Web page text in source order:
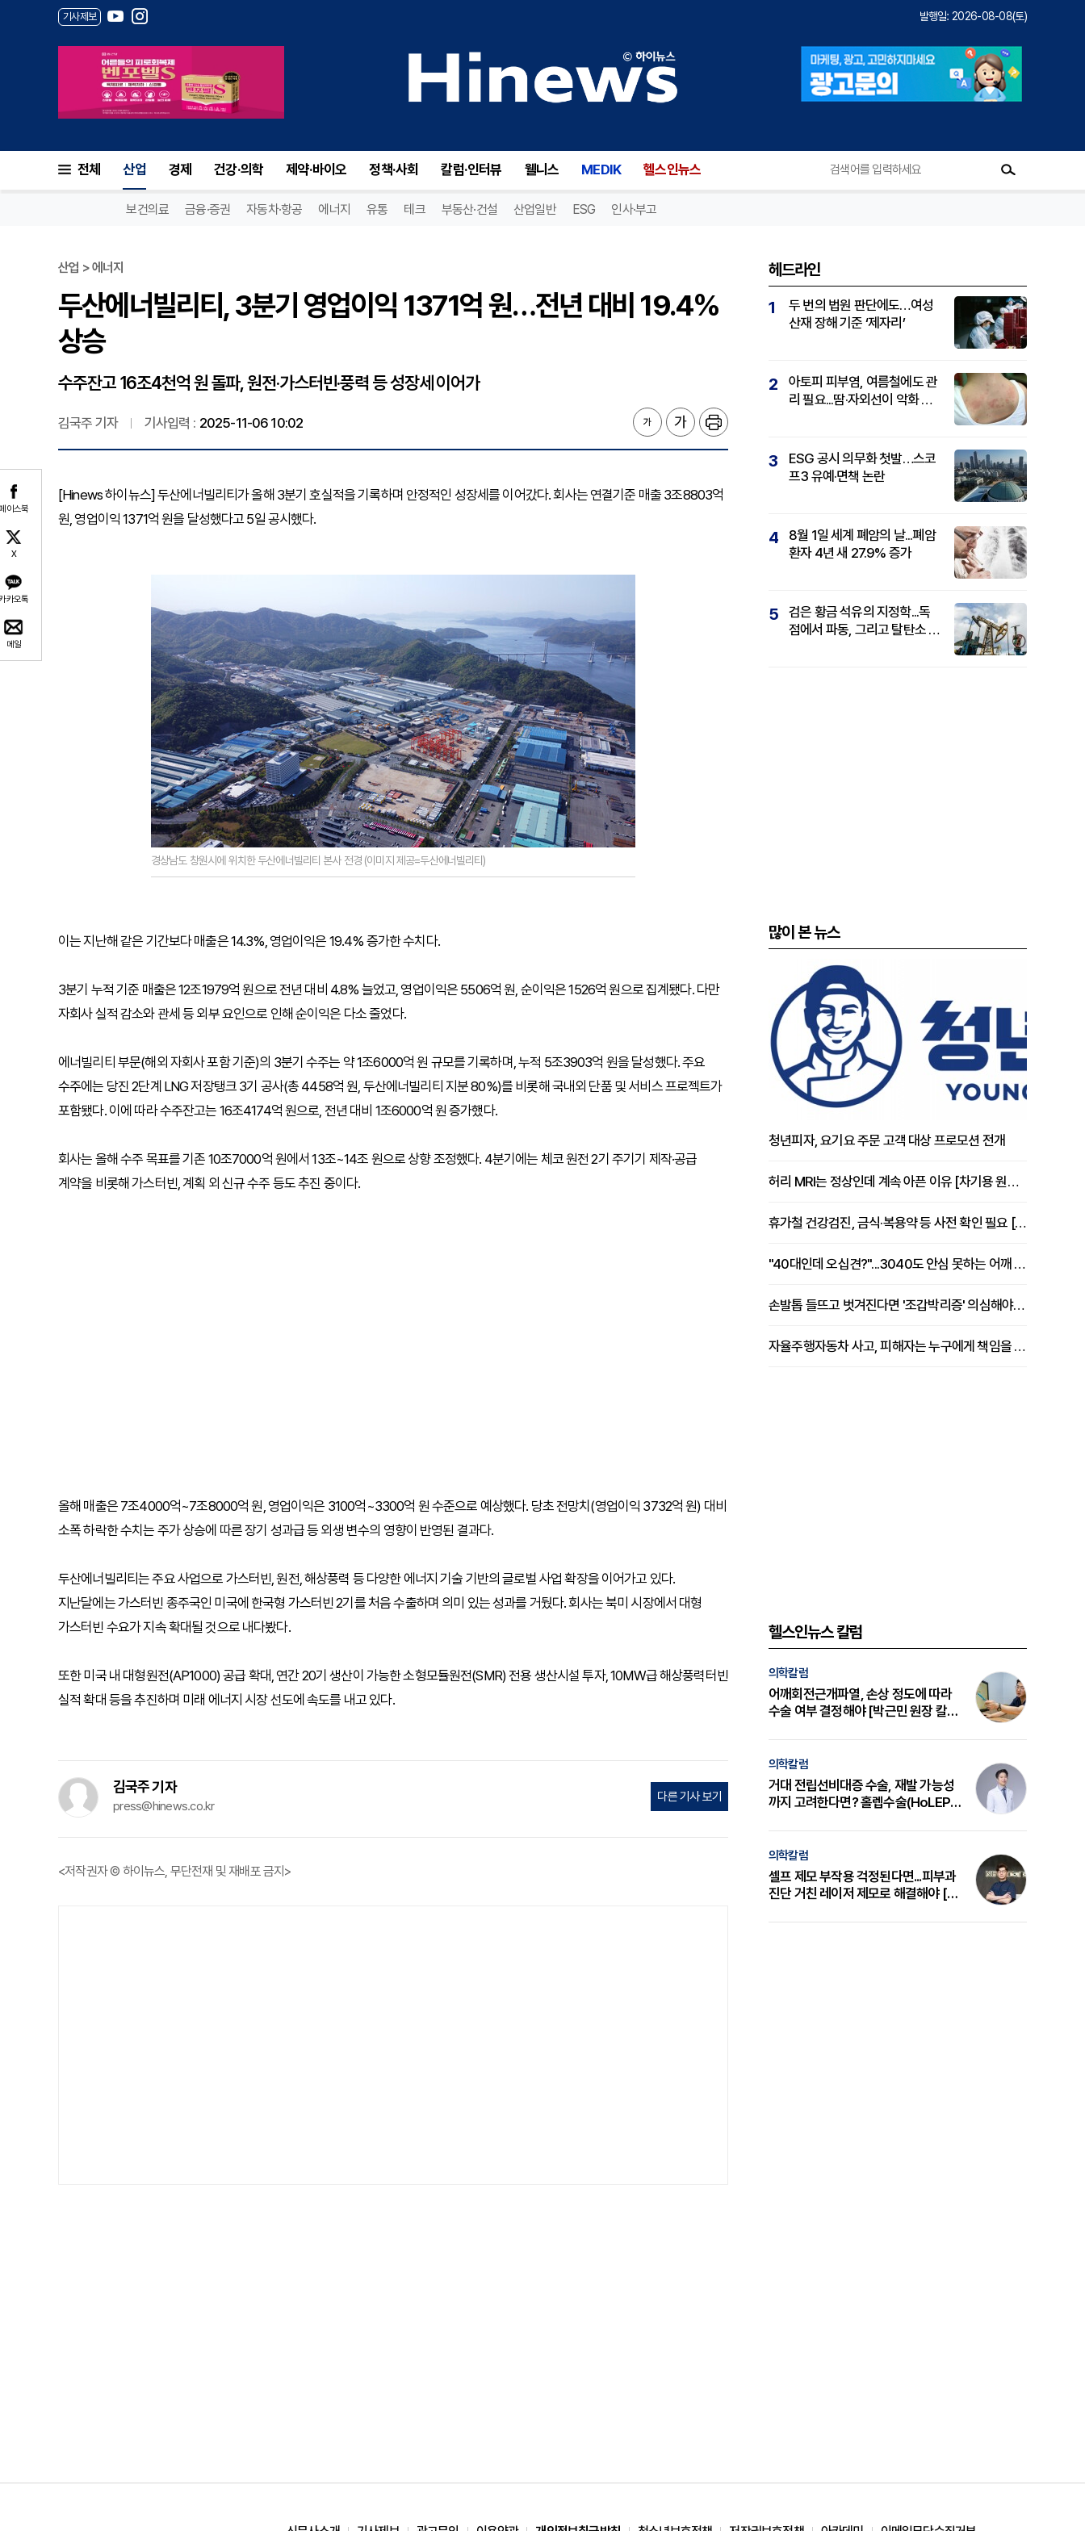
기사제보 발행일: 2026-08-08(토)
전체 산업 경제 건강·의학 제약·바이오 정책·사회 칼럼·인터뷰 웰니스 MEDIK 헬스인뉴스
보건의료 금융·증권 자동차·항공 에너지 유통 테크 부동산·건설 산업일반 ESG 인사·부고
이스북
X
카오톡
메일
산업 > 에너지
두산에너빌리티, 3분기 영업이익 1371억 원…전년 대비 19.4%
상승
수주잔고 16조4천억 원 돌파, 원전·가스터빈·풍력 등 성장세 이어가
김국주 기자 기사입력 : 2025-11-06 10:02
[Hinews 하이뉴스] 두산에너빌리티가 올해 3분기 호실적을 기록하며 안정적인 성장세를 이어갔다. 회사는 연결기준 매출 3조8803억
원, 영업이익 1371억 원을 달성했다고 5일 공시했다.
경상남도 창원시에 위치한 두산에너빌리티 본사 전경 (이미지 제공=두산에너빌리티)
이는 지난해 같은 기간보다 매출은 14.3%, 영업이익은 19.4% 증가한 수치다.
3분기 누적 기준 매출은 12조1979억 원으로 전년 대비 4.8% 늘었고, 영업이익은 5506억 원, 순이익은 1526억 원으로 집계됐다. 다만
자회사 실적 감소와 관세 등 외부 요인으로 인해 순이익은 다소 줄었다.
에너빌리티 부문(해외 자회사 포함 기준)의 3분기 수주는 약 1조6000억 원 규모를 기록하며, 누적 5조3903억 원을 달성했다. 주요
수주에는 당진 2단계 LNG 저장탱크 3기 공사(총 4458억 원, 두산에너빌리티 지분 80%)를 비롯해 국내외 단품 및 서비스 프로젝트가
포함됐다. 이에 따라 수주잔고는 16조4174억 원으로, 전년 대비 1조6000억 원 증가했다.
회사는 올해 수주 목표를 기존 10조7000억 원에서 13조~14조 원으로 상향 조정했다. 4분기에는 체코 원전 2기 주기기 제작·공급
계약을 비롯해 가스터빈, 계획 외 신규 수주 등도 추진 중이다.
올해 매출은 7조4000억~7조8000억 원, 영업이익은 3100억~3300억 원 수준으로 예상했다. 당초 전망치(영업이익 3732억 원) 대비
소폭 하락한 수치는 주가 상승에 따른 장기 성과급 등 외생 변수의 영향이 반영된 결과다.
두산에너빌리티는 주요 사업으로 가스터빈, 원전, 해상풍력 등 다양한 에너지 기술 기반의 글로벌 사업 확장을 이어가고 있다.
지난달에는 가스터빈 종주국인 미국에 한국형 가스터빈 2기를 처음 수출하며 의미 있는 성과를 거뒀다. 회사는 북미 시장에서 대형
가스터빈 수요가 지속 확대될 것으로 내다봤다.
또한 미국 내 대형원전(AP1000) 공급 확대, 연간 20기 생산이 가능한 소형모듈원전(SMR) 전용 생산시설 투자, 10MW급 해상풍력터빈
실적 확대 등을 추진하며 미래 에너지 시장 선도에 속도를 내고 있다.
김국주 기자
press@hinews.co.kr
다른 기사 보기
<저작권자 © 하이뉴스, 무단전재 및 재배포 금지>
헤드라인
1
두 번의 법원 판단에도…여성
산재 장해 기준 ‘제자리’
2
아토피 피부염, 여름철에도 관
리 필요...땀·자외선이 악화 요
3
ESG 공시 의무화 첫발…스코
프3 유예·면책 논란
4
8월 1일 세계 폐암의 날...폐암
환자 4년 새 27.9% 증가
5
검은 황금 석유의 지정학...독
점에서 파동, 그리고 탈탄소 패
많이 본 뉴스
청년피자, 요기요 주문 고객 대상 프로모션 전개
허리 MRI는 정상인데 계속 아픈 이유 [차기용 원장 칼럼]
휴가철 건강검진, 금식·복용약 등 사전 확인 필요 [정도감 원장 칼럼]
"40대인데 오십견?"...3040도 안심 못하는 어깨 유착성 관절낭염
손발톱 들뜨고 벗겨진다면 '조갑박리증' 의심해야 [김철윤 원장 칼럼]
자율주행자동차 사고, 피해자는 누구에게 책임을 물을 수 있을까
헬스인뉴스 칼럼
의학칼럼
어깨회전근개파열, 손상 정도에 따라
수술 여부 결정해야 [박근민 원장 칼
의학칼럼
거대 전립선비대증 수술, 재발 가능성
까지 고려한다면? 홀렙수술(HoLEP)
의학칼럼
셀프 제모 부작용 걱정된다면...피부과
진단 거친 레이저 제모로 해결해야 [변